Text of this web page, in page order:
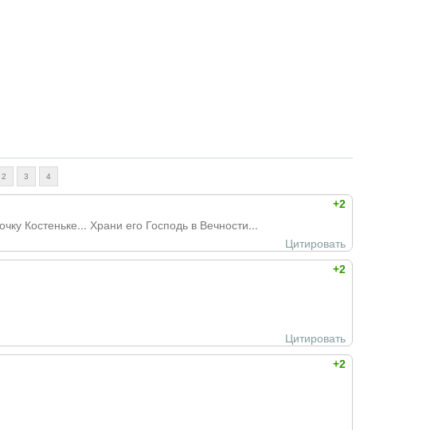
2 3 4
+2
Костеньке... Храни его Господь в Вечности...
Цитировать
+2
Цитировать
+2